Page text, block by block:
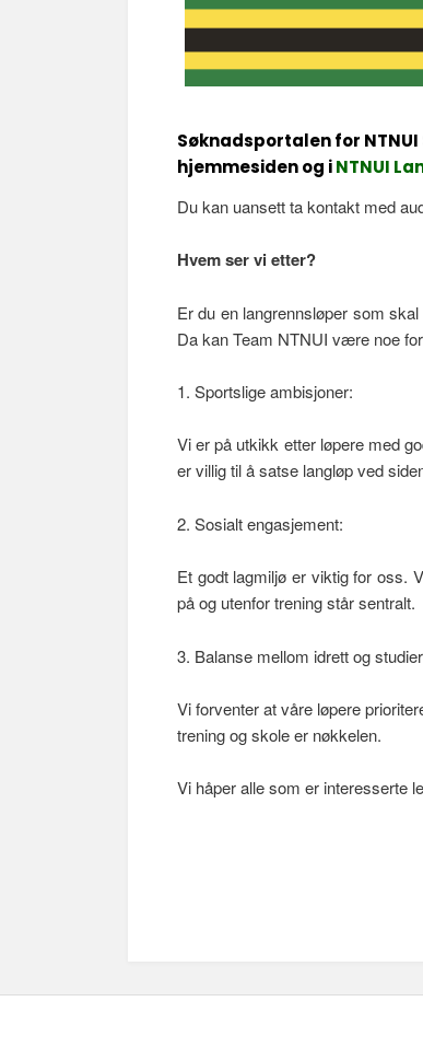
Søknadsportalen for
hjemmesiden og iNTNUI
Du kan uansett ta kontakt med
Hvem ser vi etter?
Er du en langrennsløper som
Da kan Team NTNUI være noe
1. Sportslige ambisjoner:
Vi er på utkikk etter løpere med
er villig til å satse langløp ved
2. Sosialt engasjement:
Et godt lagmiljø er viktig for oss.
på og utenfor trening står sentralt.
3. Balanse mellom idrett og
Vi forventer at våre løpere
trening og skole er nøkkelen.
Vi håper alle som er interesserte